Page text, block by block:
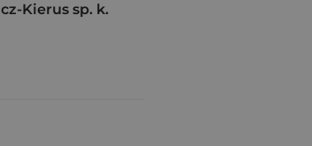
Kierus sp. k.